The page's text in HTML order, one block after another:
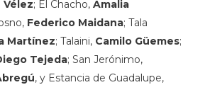
Vélez; El Chacho, Amalia
Federico Maidana; Tala
Martínez; Talaini, Camilo Güemes;
Tejeda; San Jerónimo,
, y Estancia de Guadalupe,